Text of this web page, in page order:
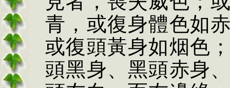
青，或復身體色如
或復頭黃身如烟色
頭黑身、黑頭赤身